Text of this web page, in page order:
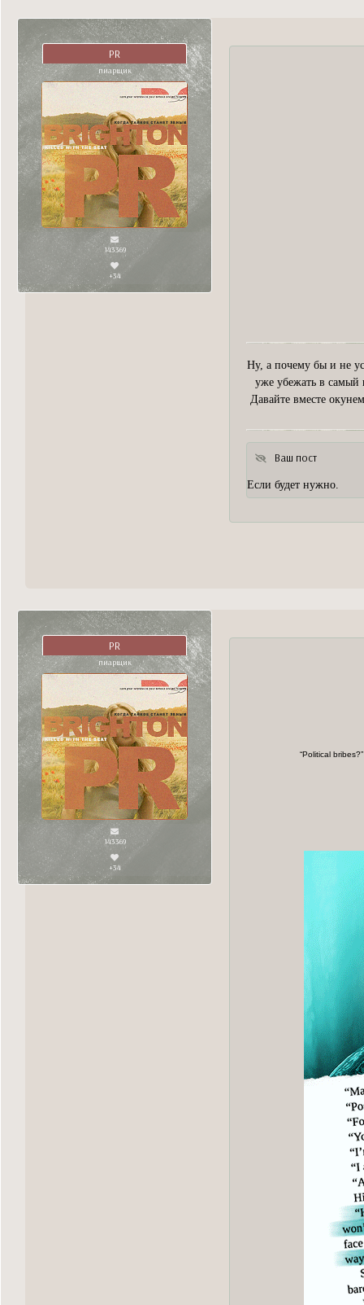
PR
пиарщик
143369
+34
Ну, а почему бы и не
уже убежать в
Давайте вместе
Ваш пост
Если будет нужно.
PR
пиарщик
143369
+34
“Political